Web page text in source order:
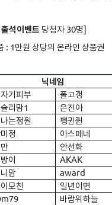
석이벤트 당첨자 30명]
: 1만원 상당의 온라인 상품권
닉네임
기피부
폴고갱
리맘1
은진아
는정원
펭귄퀸
정
아스페네
안선화
이
AKAK
맘
award
모친
일년이면
바람위하늘